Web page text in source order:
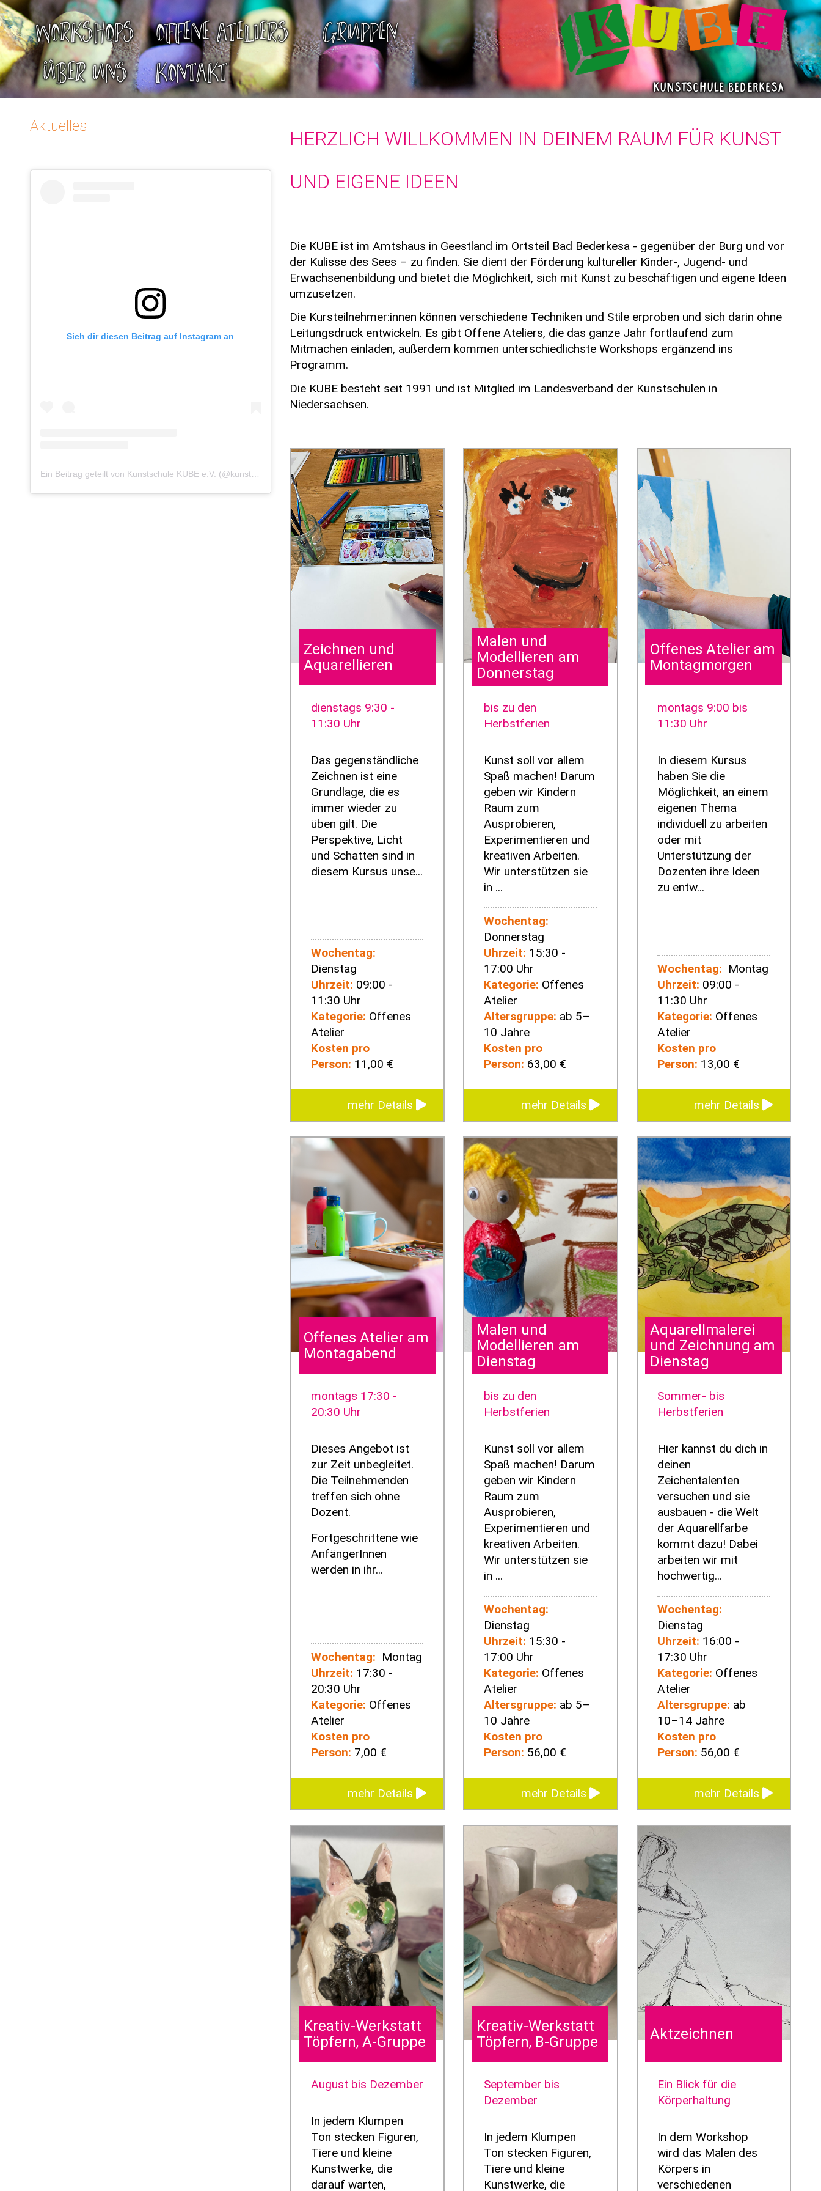
WORKSHOPS OFFENE ATELIERS
GRUPPEN
ÜBER UNS
KONTAKT Kunstschule Bederkesa
Aktuelles
Sieh dir diesen Beitrag auf Instagram an
Ein Beitrag geteilt von Kunstschule KUBE e.V. (@kunstschule.kube)
HERZLICH WILLKOMMEN IN DEINEM RAUM FÜR KUNST
UND EIGENE IDEEN
Die KUBE ist im Amtshaus in Geestland im Ortsteil Bad Bederkesa - gegenüber der Burg und vor
der Kulisse des Sees – zu finden. Sie dient der Förderung kultureller Kinder-, Jugend- und
Erwachsenenbildung und bietet die Möglichkeit, sich mit Kunst zu beschäftigen und eigene Ideen
umzusetzen.
Die Kursteilnehmer:innen können verschiedene Techniken und Stile erproben und sich darin ohne
Leitungsdruck entwickeln. Es gibt Offene Ateliers, die das ganze Jahr fortlaufend zum
Mitmachen einladen, außerdem kommen unterschiedlichste Workshops ergänzend ins
Programm.
Die KUBE besteht seit 1991 und ist Mitglied im Landesverband der Kunstschulen in
Niedersachsen.
Zeichnen und
Aquarellieren
dienstags 9:30 -
11:30 Uhr
Das gegenständliche
Zeichnen ist eine
Grundlage, die es
immer wieder zu
üben gilt. Die
Perspektive, Licht
und Schatten sind in
diesem Kursus unse...
Wochentag:
Dienstag
Uhrzeit: 09:00 -
11:30 Uhr
Kategorie: Offenes
Atelier
Kosten pro
Person: 11,00 €
mehr Details
Malen und
Modellieren am
Donnerstag
bis zu den
Herbstferien
Kunst soll vor allem
Spaß machen! Darum
geben wir Kindern
Raum zum
Ausprobieren,
Experimentieren und
kreativen Arbeiten.
Wir unterstützen sie
in ...
Wochentag:
Donnerstag
Uhrzeit: 15:30 -
17:00 Uhr
Kategorie: Offenes
Atelier
Altersgruppe: ab 5–
10 Jahre
Kosten pro
Person: 63,00 €
mehr Details
Offenes Atelier am
Montagmorgen
montags 9:00 bis
11:30 Uhr
In diesem Kursus
haben Sie die
Möglichkeit, an einem
eigenen Thema
individuell zu arbeiten
oder mit
Unterstützung der
Dozenten ihre Ideen
zu entw...
Wochentag: Montag
Uhrzeit: 09:00 -
11:30 Uhr
Kategorie: Offenes
Atelier
Kosten pro
Person: 13,00 €
mehr Details
Offenes Atelier am
Montagabend
montags 17:30 -
20:30 Uhr
Dieses Angebot ist
zur Zeit unbegleitet.
Die Teilnehmenden
treffen sich ohne
Dozent.
Fortgeschrittene wie
AnfängerInnen
werden in ihr...
Wochentag: Montag
Uhrzeit: 17:30 -
20:30 Uhr
Kategorie: Offenes
Atelier
Kosten pro
Person: 7,00 €
mehr Details
Malen und
Modellieren am
Dienstag
bis zu den
Herbstferien
Kunst soll vor allem
Spaß machen! Darum
geben wir Kindern
Raum zum
Ausprobieren,
Experimentieren und
kreativen Arbeiten.
Wir unterstützen sie
in ...
Wochentag:
Dienstag
Uhrzeit: 15:30 -
17:00 Uhr
Kategorie: Offenes
Atelier
Altersgruppe: ab 5–
10 Jahre
Kosten pro
Person: 56,00 €
mehr Details
Aquarellmalerei
und Zeichnung am
Dienstag
Sommer- bis
Herbstferien
Hier kannst du dich in
deinen
Zeichentalenten
versuchen und sie
ausbauen - die Welt
der Aquarellfarbe
kommt dazu! Dabei
arbeiten wir mit
hochwertig...
Wochentag:
Dienstag
Uhrzeit: 16:00 -
17:30 Uhr
Kategorie: Offenes
Atelier
Altersgruppe: ab
10–14 Jahre
Kosten pro
Person: 56,00 €
mehr Details
Kreativ-Werkstatt
Töpfern, A-Gruppe
August bis Dezember
In jedem Klumpen
Ton stecken Figuren,
Tiere und kleine
Kunstwerke, die
darauf warten,
Kreativ-Werkstatt
Töpfern, B-Gruppe
September bis
Dezember
In jedem Klumpen
Ton stecken Figuren,
Tiere und kleine
Kunstwerke, die
Aktzeichnen
Ein Blick für die
Körperhaltung
In dem Workshop
wird das Malen des
Körpers in
verschiedenen